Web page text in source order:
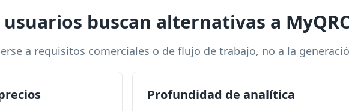
buscan alternativas a
a requisitos comerciales o de flujo de trabajo, no a la
Profundidad de analítica